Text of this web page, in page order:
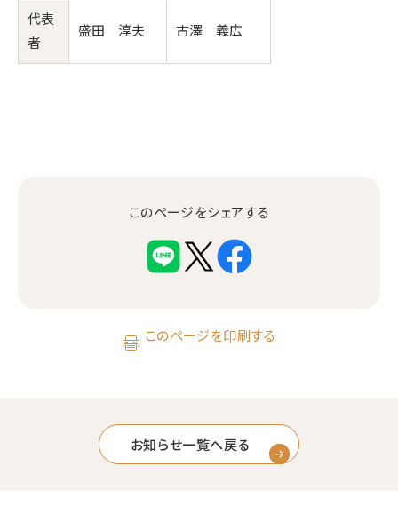
代表
者
盛田 淳夫 古澤 義広
このページをシェアする
このページを印刷する
お知らせ一覧へ戻る